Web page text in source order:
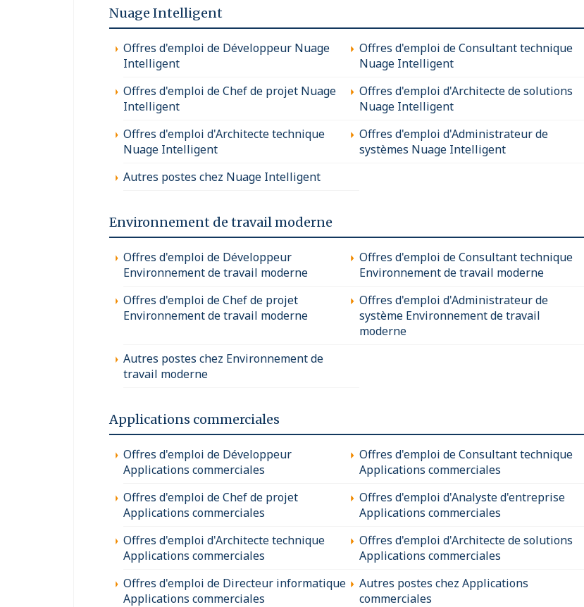
Nuage Intelligent
Offres d'emploi de Développeur Nuage
Intelligent
Offres d'emploi de Consultant technique
Nuage Intelligent
Offres d'emploi de Chef de projet Nuage
Intelligent
Offres d'emploi d'Architecte de solutions
Nuage Intelligent
Offres d'emploi d'Architecte technique
Nuage Intelligent
Offres d'emploi d'Administrateur de
systèmes Nuage Intelligent
Autres postes chez Nuage Intelligent
Environnement de travail moderne
Offres d'emploi de Développeur
Environnement de travail moderne
Offres d'emploi de Consultant technique
Environnement de travail moderne
Offres d'emploi de Chef de projet
Environnement de travail moderne
Offres d'emploi d'Administrateur de
système Environnement de travail
moderne
Autres postes chez Environnement de
travail moderne
Applications commerciales
Offres d'emploi de Développeur
Applications commerciales
Offres d'emploi de Consultant technique
Applications commerciales
Offres d'emploi de Chef de projet
Applications commerciales
Offres d'emploi d'Analyste d'entreprise
Applications commerciales
Offres d'emploi d'Architecte technique
Applications commerciales
Offres d'emploi d'Architecte de solutions
Applications commerciales
Offres d'emploi de Directeur informatique
Applications commerciales
Autres postes chez Applications
commerciales